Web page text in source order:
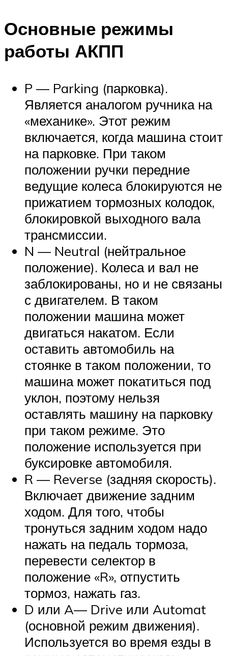
Основные режимы
работы АКПП
P — Parking (парковка).
Является аналогом ручника на
«механике». Этот режим
включается, когда машина стоит
на парковке. При таком
положении ручки передние
ведущие колеса блокируются не
прижатием тормозных колодок,
блокировкой выходного вала
трансмиссии.
N — Neutral (нейтральное
положение). Колеса и вал не
заблокированы, но и не связаны
с двигателем. В таком
положении машина может
двигаться накатом. Если
оставить автомобиль на
стоянке в таком положении, то
машина может покатиться под
уклон, поэтому нельзя
оставлять машину на парковку
при таком режиме. Это
положение используется при
буксировке автомобиля.
R — Reverse (задняя скорость).
Включает движение задним
ходом. Для того, чтобы
тронуться задним ходом надо
нажать на педаль тормоза,
перевести селектор в
положение «R», отпустить
тормоз, нажать газ.
D или A— Drive или Automat
(основной режим движения).
Используется во время езды в